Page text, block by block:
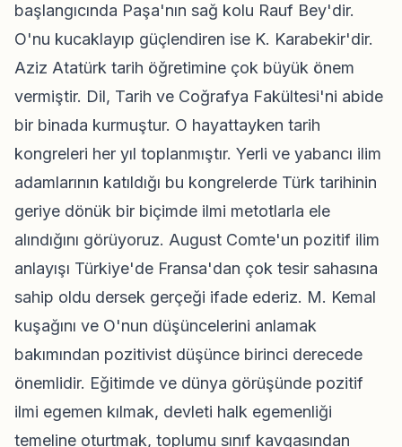
başlangıcında Paşa'nın sağ kolu Rauf Bey'dir.
O'nu kucaklayıp güçlendiren ise K. Karabekir'dir.
Aziz Atatürk tarih öğretimine çok büyük önem
vermiştir. Dil, Tarih ve Coğrafya Fakültesi'ni abide
bir binada kurmuştur. O hayattayken tarih
kongreleri her yıl toplanmıştır. Yerli ve yabancı ilim
adamlarının katıldığı bu kongrelerde Türk tarihinin
geriye dönük bir biçimde ilmi metotlarla ele
alındığını görüyoruz. August Comte'un pozitif ilim
anlayışı Türkiye'de Fransa'dan çok tesir sahasına
sahip oldu dersek gerçeği ifade ederiz. M. Kemal
kuşağını ve O'nun düşüncelerini anlamak
bakımından pozitivist düşünce birinci derecede
önemlidir. Eğitimde ve dünya görüşünde pozitif
ilmi egemen kılmak, devleti halk egemenliği
temeline oturtmak, toplumu sınıf kavgasından